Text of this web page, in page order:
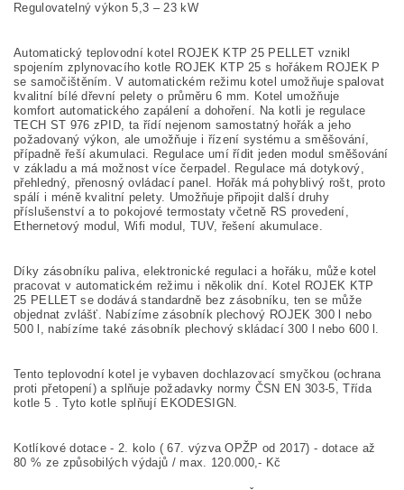
Regulovatelný výkon 5,3 – 23 kW
Automatický teplovodní kotel ROJEK KTP 25 PELLET vznikl
spojením zplynovacího kotle ROJEK KTP 25 s hořákem ROJEK P
se samočištěním. V automatickém režimu kotel umožňuje spalovat
kvalitní bílé dřevní pelety o průměru 6 mm. Kotel umožňuje
komfort automatického zapálení a dohoření. Na kotli je regulace
TECH ST 976 zPID, ta řídí nejenom samostatný hořák a jeho
požadovaný výkon, ale umožňuje i řízení systému a směšování,
případně řeší akumulaci. Regulace umí řídit jeden modul směšování
v základu a má možnost více čerpadel. Regulace má dotykový,
přehledný, přenosný ovládací panel. Hořák má pohyblivý rošt, proto
spálí i méně kvalitní pelety. Umožňuje připojit další druhy
příslušenství a to pokojové termostaty včetně RS provedení,
Ethernetový modul, Wifi modul, TUV, řešení akumulace.
Díky zásobníku paliva, elektronické regulaci a hořáku, může kotel
pracovat v automatickém režimu i několik dní. Kotel ROJEK KTP
25 PELLET se dodává standardně bez zásobníku, ten se může
objednat zvlášť. Nabízíme zásobník plechový ROJEK 300 l nebo
500 l, nabízíme také zásobník plechový skládací 300 l nebo 600 l.
Tento teplovodní kotel je vybaven dochlazovací smyčkou (ochrana
proti přetopení) a splňuje požadavky normy ČSN EN 303-5, Třída
kotle 5 . Tyto kotle splňují EKODESIGN.
Kotlíkové dotace - 2. kolo ( 67. výzva OPŽP od 2017) - dotace až
80 % ze způsobilých výdajů / max. 120.000,- Kč